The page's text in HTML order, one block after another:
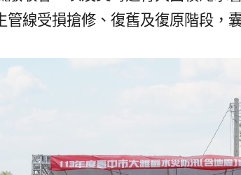
管線受損搶修、復舊及復原階段